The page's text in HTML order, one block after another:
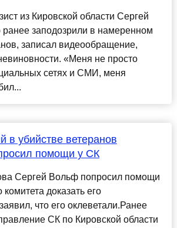
из Кировской области Сергей
ранее заподозрили в намеренном
записал видеообращение,
«Меня не просто
сетях и СМИ, меня
в убийстве ветеранов
помощи у СК
Сергей Вольф попросил помощи
доказать его
что его оклеветали.Ранее
СК по Кировской области